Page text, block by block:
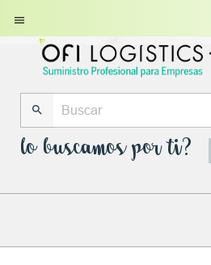


lo buscamos por ti?